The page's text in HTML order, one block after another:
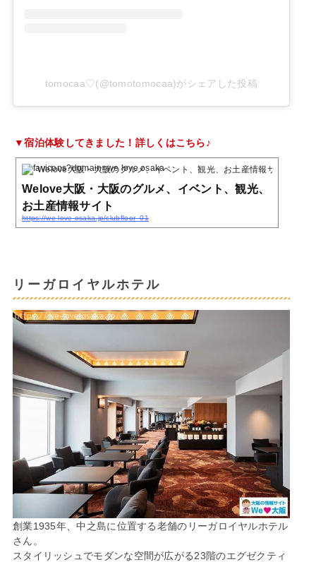
tomocaa♡(@tomotomocaa)がシェアした投稿
▼宿泊体験してきました！詳しくはこちら♪
Welove大阪・大阪のグルメ、イベント、観光、お土産情報サイト
Welove大阪・大阪のグルメ、イベント、観光、
お土産情報サイト
https://we-love-osaka.jp/clubfloor_01
リーガロイヤルホテル
創業1935年、中之島に位置する老舗のリーガロイヤルホテル
さん。
スタイリッシュでモダンな空間が広がる23階のエグゼクティ